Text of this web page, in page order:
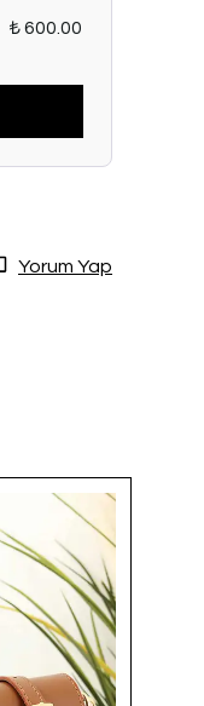
₺ 600.00
Yorum Yap